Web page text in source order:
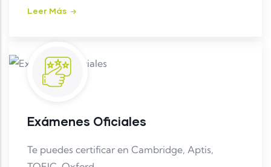
Leer Más
Exámenes Oficiales
Te puedes certificar en Cambridge, Aptis,